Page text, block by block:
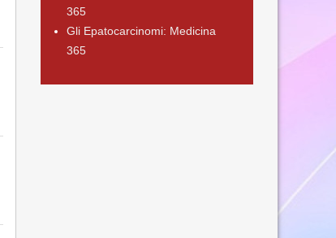
365
Gli Epatocarcinomi: Medicina
365